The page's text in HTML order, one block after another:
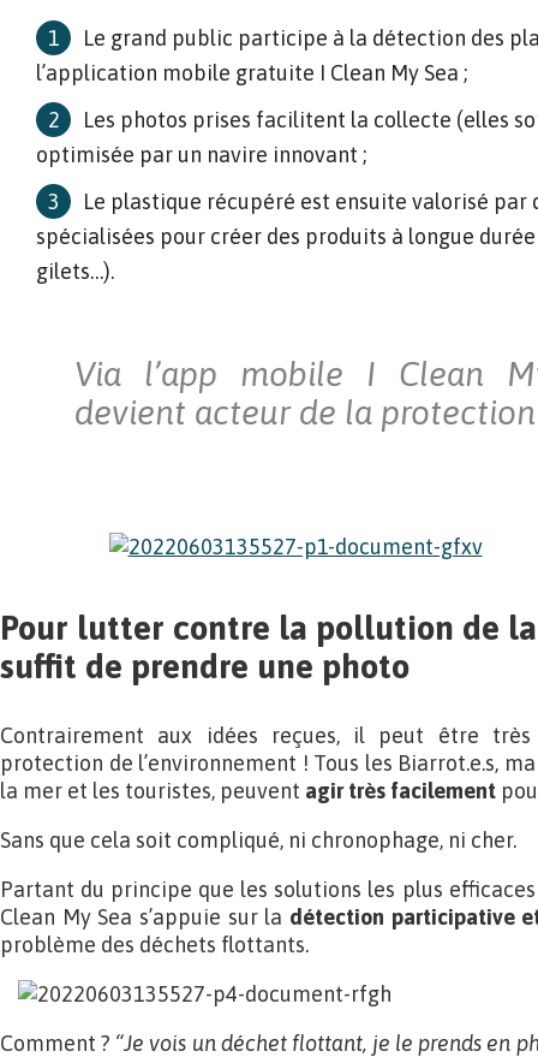
Le grand public participe à la détection des
l’application mobile gratuite I Clean My Sea ;
Les photos prises facilitent la collecte (elles
optimisée par un navire innovant ;
Le plastique récupéré est ensuite valorisé par
spécialisées pour créer des produits à longue
gilets…).
Via l’app mobile I Clean
devient acteur de la protection
Pour lutter contre la pollution de la
suffit de prendre une photo
Contrairement aux idées reçues, il peut être
protection de l’environnement ! Tous les Biarrot.e.s,
la mer et les touristes, peuvent agir très facilement
Sans que cela soit compliqué, ni chronophage, ni cher.
Partant du principe que les solutions les plus
Clean My Sea s’appuie sur la détection participative
problème des déchets flottants.
Comment ? “Je vois un déchet flottant, je le prends en